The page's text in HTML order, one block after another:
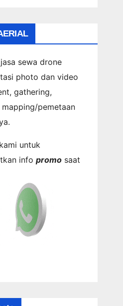
sewa drone
photo dan video
gathering,
pemetaan
untuk
info promosaat